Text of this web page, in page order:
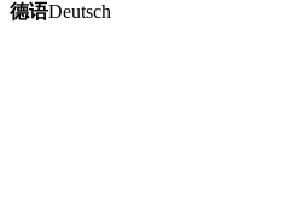
德语Deutsch